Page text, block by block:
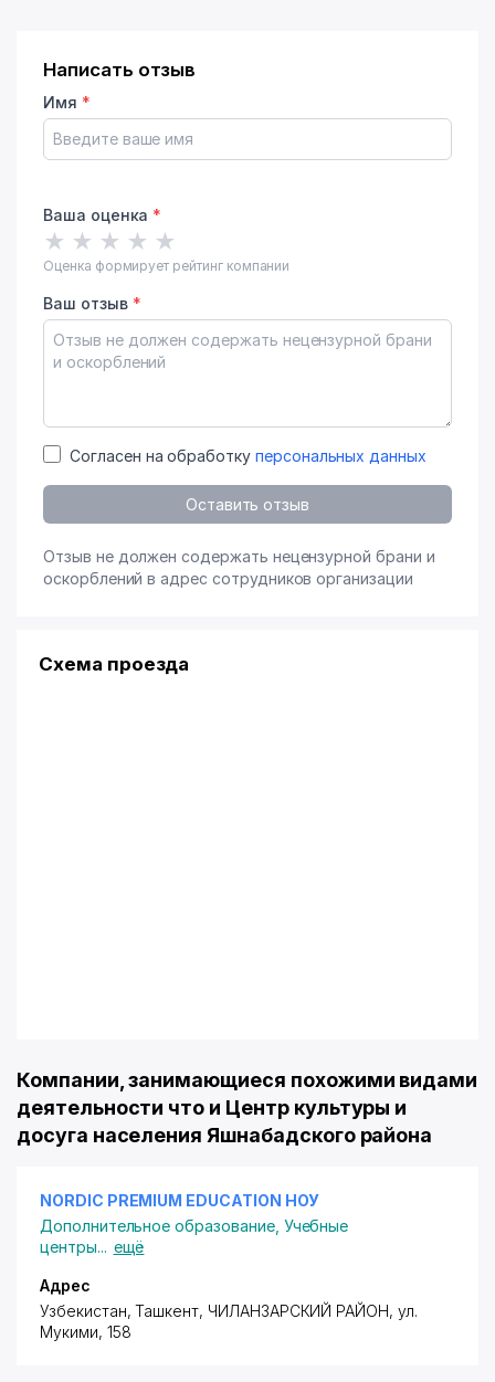
Написать отзыв
Имя *
Ваша оценка *
★ ★ ★ ★ ★
Оценка формирует рейтинг компании
Ваш отзыв *
Согласен на обработку персональных данных
Оставить отзыв
Отзыв не должен содержать нецензурной брани и
оскорблений в адрес сотрудников организации
Схема проезда
Компании, занимающиеся похожими видами
деятельности что и Центр культуры и
досуга населения Яшнабадского района
NORDIC PREMIUM EDUCATION НОУ
Дополнительное образование, Учебные
центры... ещё
Адрес
Узбекистан, Ташкент, ЧИЛАНЗАРСКИЙ РАЙОН, ул.
Мукими, 158